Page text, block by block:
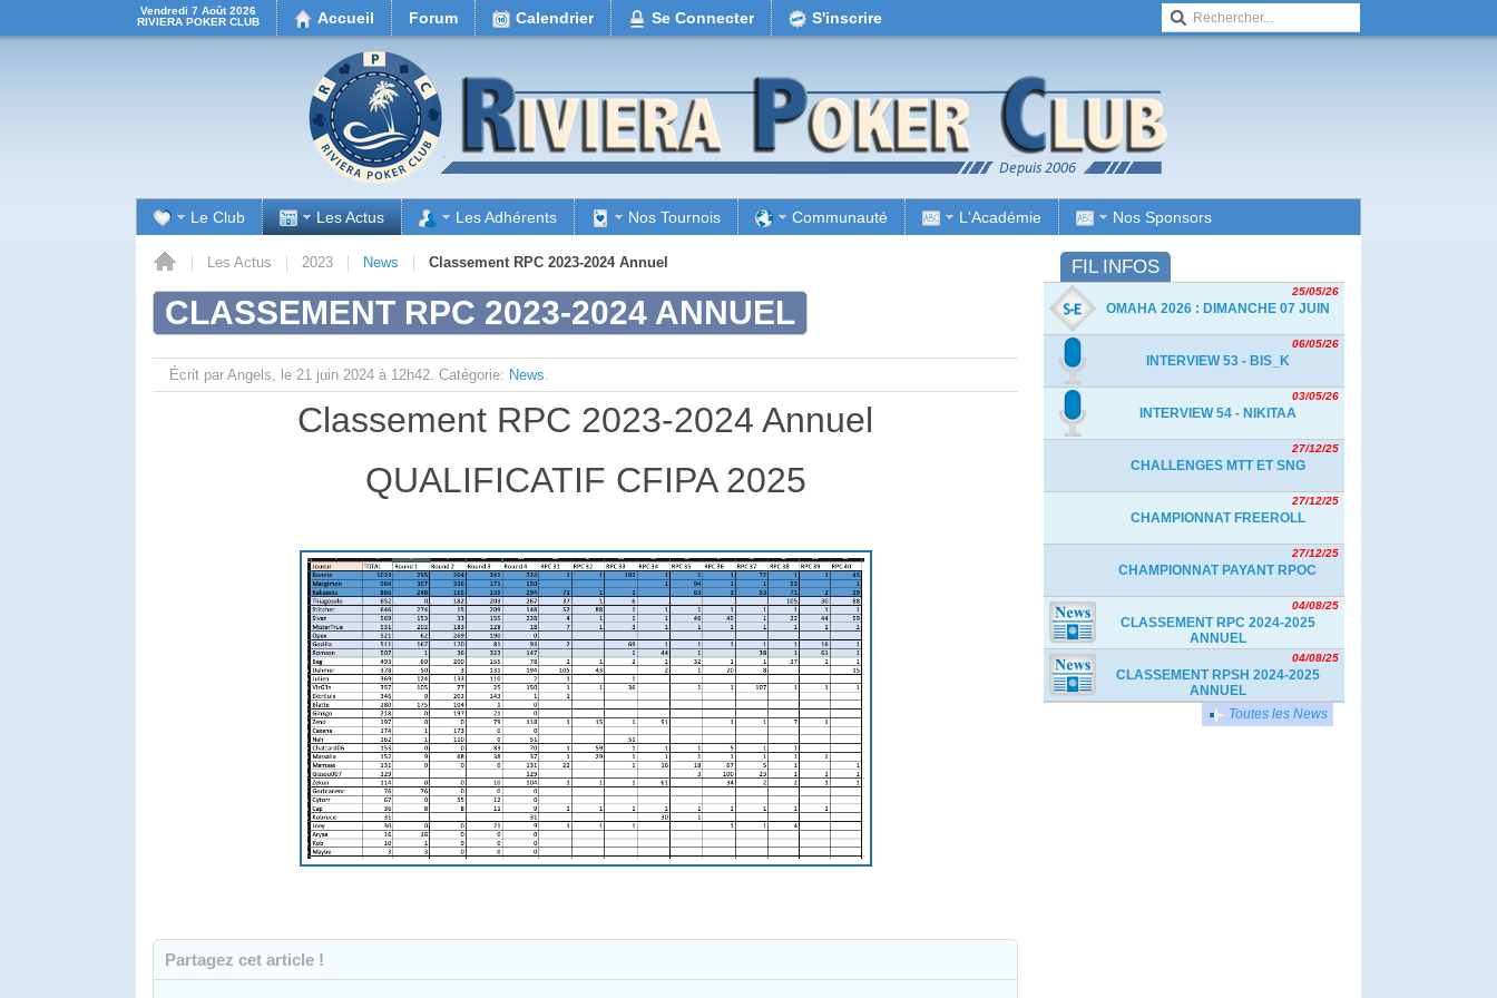
Vendredi 7 Août 2026
RIVIERA POKER CLUB
Accueil Forum Calendrier Se Connecter S'inscrire
Le Club Les Actus Les Adhérents Nos Tournois Communauté L'Académie Nos Sponsors
Les Actus 2023 News Classement RPC 2023-2024 Annuel
CLASSEMENT RPC 2023-2024 ANNUEL
Écrit par Angels, le 21 juin 2024 à 12h42. Catégorie: News.
Classement RPC 2023-2024 Annuel
QUALIFICATIF CFIPA 2025
Partagez cet article !
FIL INFOS
25/05/26
OMAHA 2026 : DIMANCHE 07 JUIN
06/05/26
INTERVIEW 53 - BIS_K
03/05/26
INTERVIEW 54 - NIKITAA
27/12/25
CHALLENGES MTT ET SNG
27/12/25
CHAMPIONNAT FREEROLL
27/12/25
CHAMPIONNAT PAYANT RPOC
04/08/25
CLASSEMENT RPC 2024-2025
ANNUEL
04/08/25
CLASSEMENT RPSH 2024-2025
ANNUEL
Toutes les News